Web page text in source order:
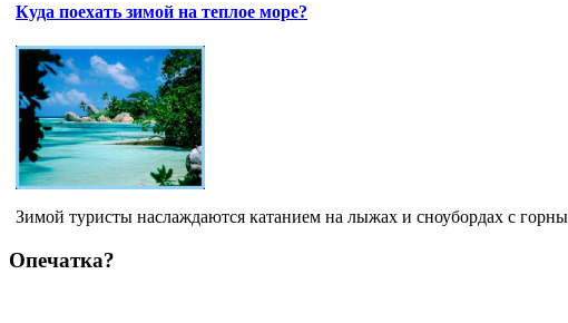
Куда поехать зимой на теплое море?
Зимой туристы наслаждаются катанием на лыжах и сноубордах с
Опечатка?